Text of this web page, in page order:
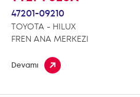
47201-09210
TOYOTA - HILUX
FREN ANA MERKEZI
Devamı